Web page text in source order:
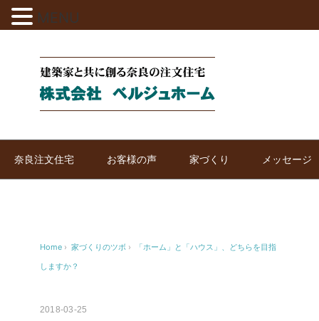
奈良注文住宅 お客様の声 家づくり メッセージ
Home › 家づくりのツボ ›
「ホーム」と「ハウス」、どちらを目指
しますか？
2018-03-25
MENU